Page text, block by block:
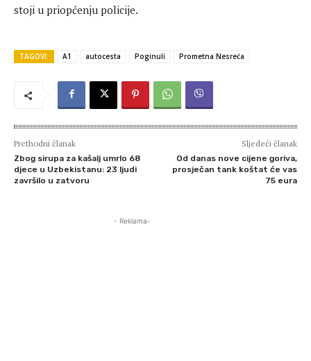
stoji u priopćenju policije.
TAGOVI: A1 autocesta Poginuli Prometna Nesreća
Prethodni članak
Zbog sirupa za kašalj umrlo 68
djece u Uzbekistanu: 23 ljudi
završilo u zatvoru
Sljedeći članak
Od danas nove cijene goriva,
prosječan tank koštat će vas
75 eura
- Reklama-